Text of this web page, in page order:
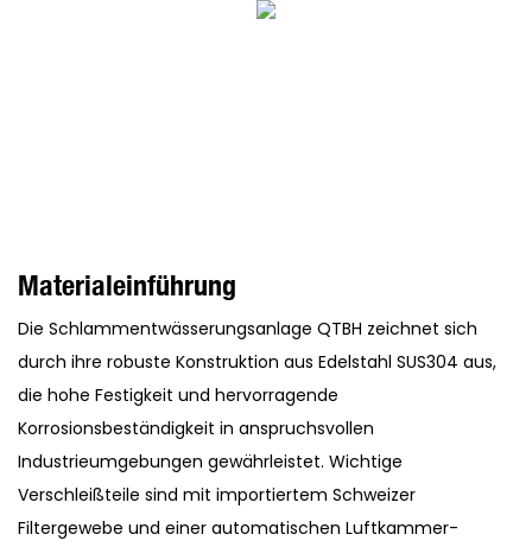
Materialeinführung
Die Schlammentwässerungsanlage QTBH zeichnet sich
durch ihre robuste Konstruktion aus Edelstahl SUS304 aus,
die hohe Festigkeit und hervorragende
Korrosionsbeständigkeit in anspruchsvollen
Industrieumgebungen gewährleistet. Wichtige
Verschleißteile sind mit importiertem Schweizer
Filtergewebe und einer automatischen Luftkammer-